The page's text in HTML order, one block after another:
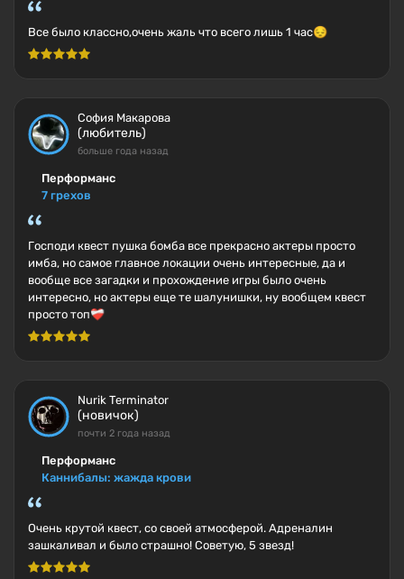
Все было классно,очень жаль что всего лишь 1 час😔
София Макарова
(любитель)
больше года назад
Перформанс
7 грехов
Господи квест пушка бомба все прекрасно актеры просто
имба, но самое главное локации очень интересные, да и
вообще все загадки и прохождение игры было очень
интересно, но актеры еще те шалунишки, ну вообщем квест
просто топ❤️‍🩹
Nurik Terminator
(новичок)
почти 2 года назад
Перформанс
Каннибалы: жажда крови
Очень крутой квест, со своей атмосферой. Адреналин
зашкаливал и было страшно! Советую, 5 звезд!